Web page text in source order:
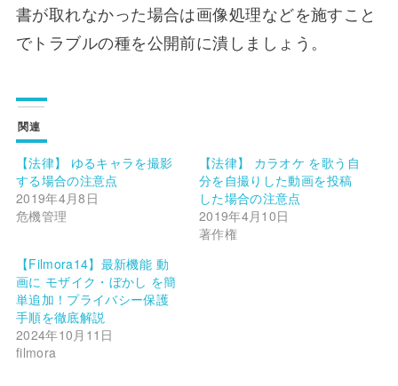
書が取れなかった場合は画像処理などを施すこと
でトラブルの種を公開前に潰しましょう。
関連
【法律】 ゆるキャラを撮影
する場合の注意点
2019年4月8日
危機管理
【法律】 カラオケ を歌う自
分を自撮りした動画を投稿
した場合の注意点
2019年4月10日
著作権
【Filmora14】最新機能 動
画に モザイク・ぼかし を簡
単追加！プライバシー保護
手順を徹底解説
2024年10月11日
filmora